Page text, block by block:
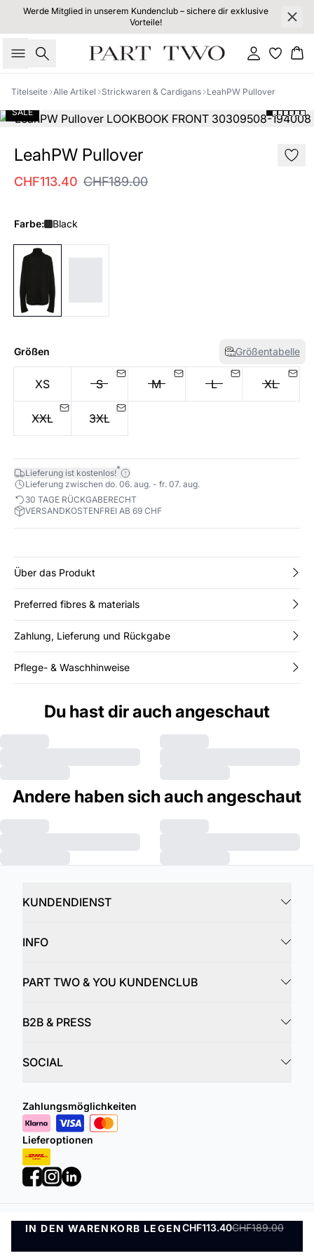
Werde Mitglied in unserem Kundenclub – sichere dir exklusive
Vorteile!
Suche Einloggen
Titelseite Alle Artikel Strickwaren & Cardigans LeahPW Pullover
SALE
LeahPW Pullover
CHF113.40 CHF189.00
Farbe: Black
Größen Größentabelle
XS S M L XL
XXL 3XL
Lieferung ist kostenlos!*
Lieferung zwischen do. 06. aug. - fr. 07. aug.
30 TAGE RÜCKGABERECHT
VERSANDKOSTENFREI AB 69 CHF
IN DEN WARENKORB LEGENCHF113.40CHF189.00
IN DEN WARENKORB LEGEN
Über das Produkt
Preferred fibres & materials
Zahlung, Lieferung und Rückgabe
Pflege- & Waschhinweise
Du hast dir auch angeschaut
Andere haben sich auch angeschaut
KUNDENDIENST
INFO
PART TWO & YOU KUNDENCLUB
B2B & PRESS
SOCIAL
Zahlungsmöglichkeiten
Lieferoptionen
Datenschutzrichtlinie Geschäftsbedingungen
©DK Company Online AG 2026